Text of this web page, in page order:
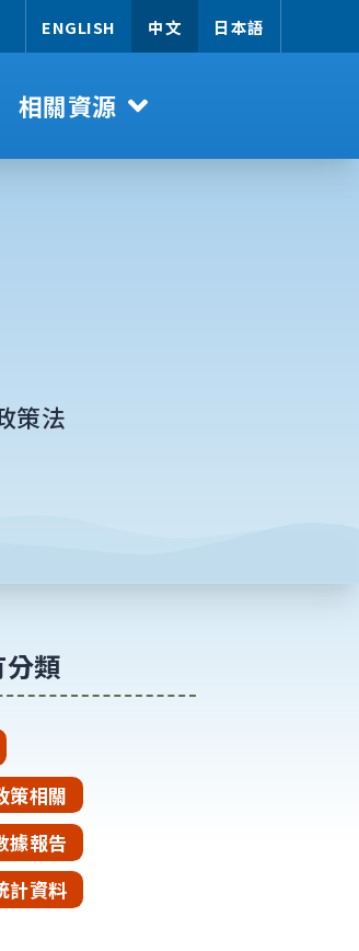
ENGLISH 中文 日本語
相關資源
策法
類
策相關
據報告
計資料